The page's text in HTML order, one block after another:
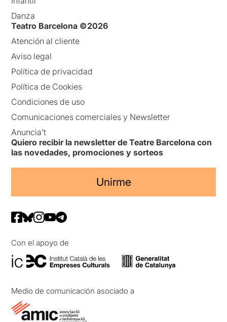
Danza
Teatro Barcelona ©2026
Atención al cliente
Aviso legal
Política de privacidad
Política de Cookies
Condiciones de uso
Comunicaciones comerciales y Newsletter
Anuncia’t
Quiero recibir la newsletter de Teatre Barcelona con
las novedades, promociones y sorteos
Unirme
Con el apoyo de
Medio de comunicación asociado a